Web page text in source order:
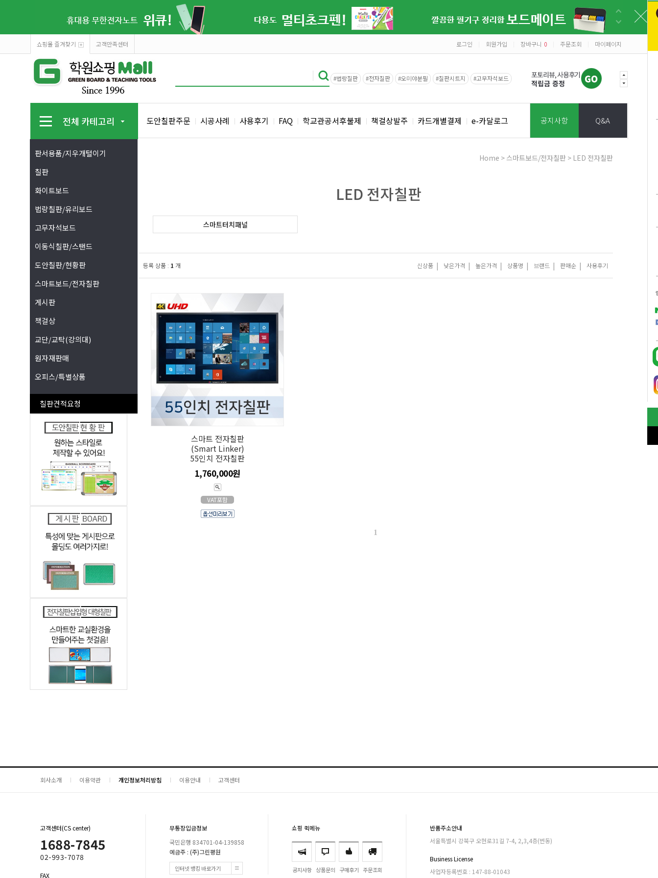
쇼핑몰 즐겨찾기 고객만족센터 로그인 회원가입 장바구니 0 주문조회 마이페이지
#법랑칠판 #전자칠판 #오미야분필 #칠판시트지 #고무자석보드
전체 카테고리 도안칠판주문 시공사례 사용후기 FAQ 학교관공서후불제 책걸상발주 카드개별결제 e-카달로그 공지사항 Q&A
판서용품/지우개털이기
칠판
화이트보드
법랑칠판/유리보드
고무자석보드
이동식칠판/스탠드
도안칠판/현황판
스마트보드/전자칠판
게시판
책걸상
교단/교탁(강의대)
원자재판매
오피스/특별상품
칠판견적요청
Home >스마트보드/전자칠판 > LED 전자칠판
LED 전자칠판
스마트터치패널
등록 상품 : 1 개 신상품 | 낮은가격 | 높은가격 | 상품명 | 브랜드 | 판매순 | 사용후기
스마트 전자칠판
(Smart Linker)
55인치 전자칠판
1,760,000원
VAT포함
1
회사소개 이용약관 개인정보처리방침 이용안내 고객센터
고객센터(CS center)
1688-7845
02-993-7078
FAX
무통장입금정보
국민은행 834701-04-139858
예금주 : (주)그린평원
인터넷 뱅킹 바로가기
쇼핑 퀵메뉴
공지사항 상품문의 구매후기 주문조회
반품주소안내
서울특별시 강북구 오현로31길 7-4, 2,3,4층(번동)
Business License
사업자등록번호 : 147-88-01043